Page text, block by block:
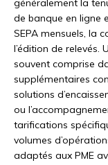
généralement la
de banque en ligne
SEPA mensuels, la
l’édition de relevés.
souvent comprise
supplémentaires
solutions
ou
tarifications
volumes
adaptés aux PME